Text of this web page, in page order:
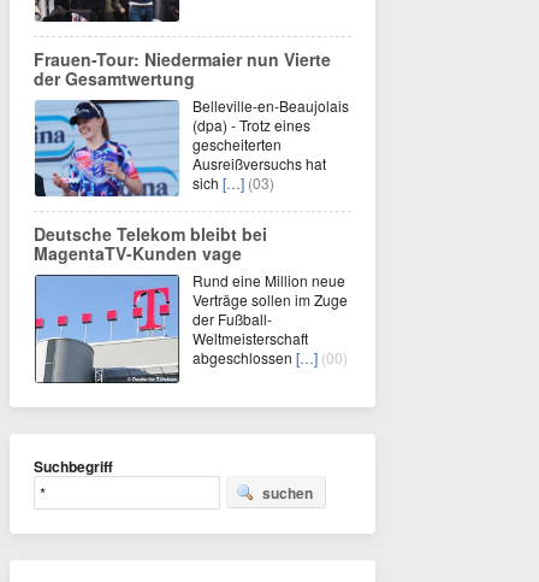
Frauen-Tour: Niedermaier nun Vierte
der Gesamtwertung
Belleville-en-Beaujolais
(dpa) - Trotz eines
gescheiterten
Ausreißversuchs hat
sich […] (03)
Deutsche Telekom bleibt bei
MagentaTV-Kunden vage
Rund eine Million neue
Verträge sollen im Zuge
der Fußball-
Weltmeisterschaft
abgeschlossen […] (00)
Suchbegriff
suchen